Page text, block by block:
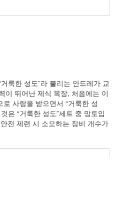
룩한 성도”라 불리는 안드레가 교
이 뛰어난 제식 복장, 처음에는 이
사랑을 받으면서 “거룩한 성
은 “거룩한 성도”세트 중 망토입
전 제련 시 소모하는 장비 개수가